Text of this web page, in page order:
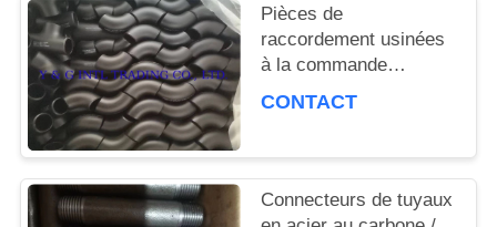
Pièces de
raccordement usinées
à la commande
numérique par CNC
CONTACT
Connecteurs de tuyaux